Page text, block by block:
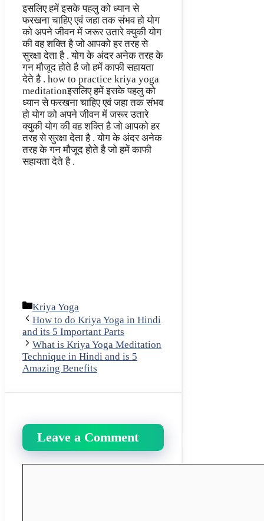
इसलिए हमें इसके पहलु को ध्यान से
फरखना चाहिए एवं जहा तक संभव हो योग
को अपने जीवन में जरूर उतारे क्युकी योग
की वह शक्ति है जो आपको हर तरह से
सुरक्षा देता है . योग के अंदर अनेक तरह के
गन मौजूद होते है जो हमें काफी सहायता
देते है . how to practice kriya yoga
meditationइसलिए हमें इसके पहलु को
ध्यान से फरखना चाहिए एवं जहा तक संभव
हो योग को अपने जीवन में जरूर उतारे
क्युकी योग की वह शक्ति है जो आपको हर
तरह से सुरक्षा देता है . योग के अंदर अनेक
तरह के गन मौजूद होते है जो हमें काफी
सहायता देते है .
Categories
Kriya Yoga
How to do Kriya Yoga in Hindi
and its 5 Important Parts
What is Kriya Yoga Meditation
Technique in Hindi and is 5
Amazing Benefits
Leave a Comment